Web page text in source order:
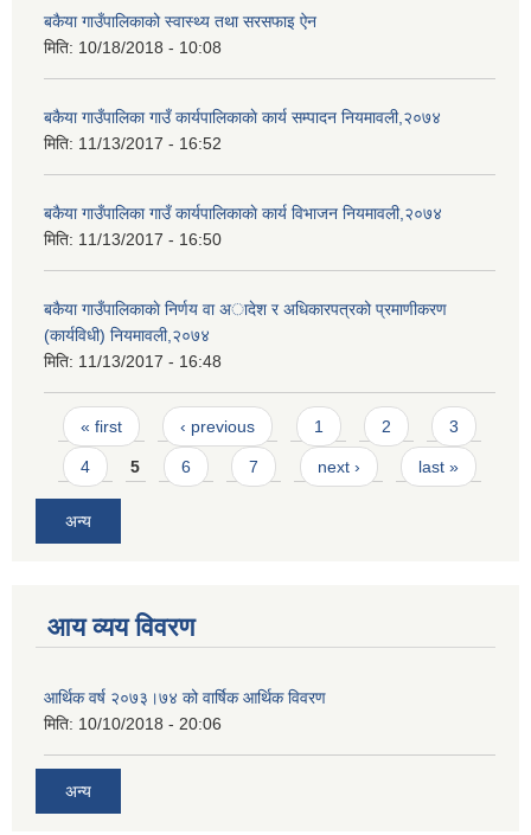
बकैया गाउँपालिकाको स्वास्थ्य तथा सरसफाइ ऐन
मिति: 10/18/2018 - 10:08
बकैया गाउँपालिका गाउँ कार्यपालिकाकाे कार्य सम्पादन नियमावली,२०७४
मिति: 11/13/2017 - 16:52
बकैया गाउँपालिका गाउँ कार्यपालिकाकाे कार्य विभाजन नियमावली,२०७४
मिति: 11/13/2017 - 16:50
बकैया गाउँपालिकाकाे निर्णय वा अादेश र अधिकारपत्रको प्रमाणीकरण
(कार्यविधी) नियमावली,२०७४
मिति: 11/13/2017 - 16:48
Pages
« first ‹ previous 1 2 3
4 5 6 7 next › last »
अन्य
आय व्यय विवरण
आर्थिक वर्ष २०७३।७४ को वार्षिक आर्थिक विवरण
मिति: 10/10/2018 - 20:06
अन्य